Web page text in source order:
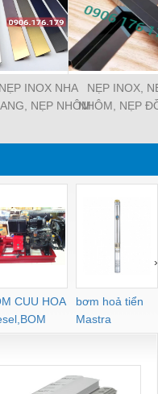
NẸP INOX NHA
NẸP NHÔM
NHA TRANG
NẸP INOX,
NHÔM, NẸP
CUU HOA
CHAY
bơm hoả tiển
Mastra
›